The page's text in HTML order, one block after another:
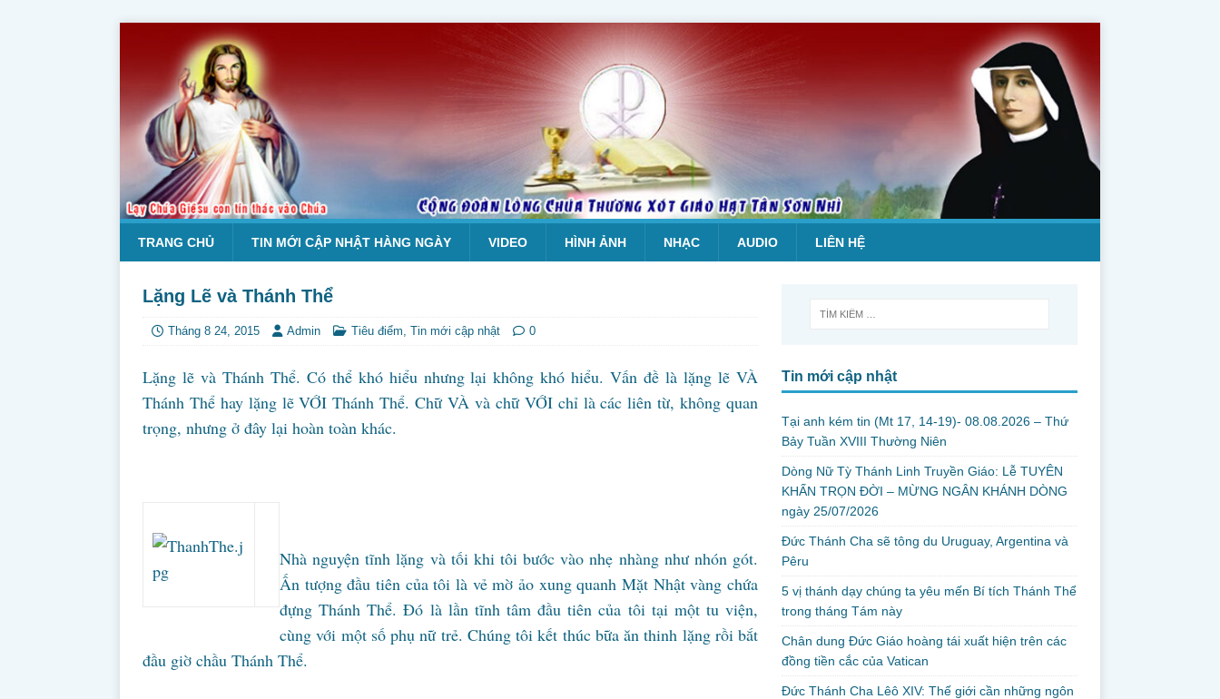
TRANG CHỦ TIN MỚI CẬP NHẬT HÀNG NGÀY VIDEO HÌNH ẢNH NHẠC AUDIO LIÊN HỆ
Lặng Lẽ và Thánh Thể
Tháng 8 24, 2015 Admin Tiêu điểm, Tin mới cập nhật 0
Lặng lẽ và Thánh Thể. Có thể khó hiểu nhưng lại không khó hiểu. Vấn đề là lặng lẽ VÀ
Thánh Thể hay lặng lẽ VỚI Thánh Thể. Chữ VÀ và chữ VỚI chỉ là các liên từ, không quan
trọng, nhưng ở đây lại hoàn toàn khác.
Nhà nguyện tĩnh lặng và tối khi tôi bước vào nhẹ nhàng như nhón gót.
Ấn tượng đầu tiên của tôi là vẻ mờ ảo xung quanh Mặt Nhật vàng chứa
đựng Thánh Thể. Đó là lần tĩnh tâm đầu tiên của tôi tại một tu viện,
cùng với một số phụ nữ trẻ. Chúng tôi kết thúc bữa ăn thinh lặng rồi bắt
đầu giờ chầu Thánh Thể.
Tin mới cập nhật
Tại anh kém tin (Mt 17, 14-19)- 08.08.2026 – Thứ
Bảy Tuần XVIII Thường Niên
Dòng Nữ Tỳ Thánh Linh Truyền Giáo: Lễ TUYÊN
KHẤN TRỌN ĐỜI – MỪNG NGÂN KHÁNH DÒNG
ngày 25/07/2026
Đức Thánh Cha sẽ tông du Uruguay, Argentina và
Pêru
5 vị thánh dạy chúng ta yêu mến Bí tích Thánh Thể
trong tháng Tám này
Chân dung Đức Giáo hoàng tái xuất hiện trên các
đồng tiền cắc của Vatican
Đức Thánh Cha Lêô XIV: Thế giới cần những ngôn